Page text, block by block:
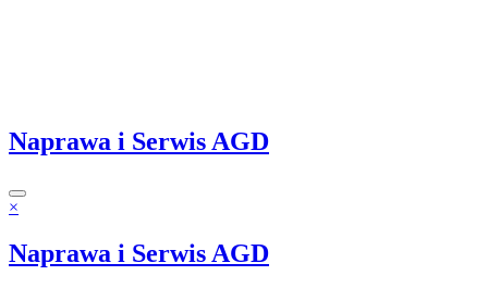
Naprawa i Serwis AGD
×
Naprawa i Serwis AGD